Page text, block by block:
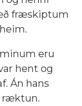
fræskiptum
eru
hent og
Án hans
ræktun.